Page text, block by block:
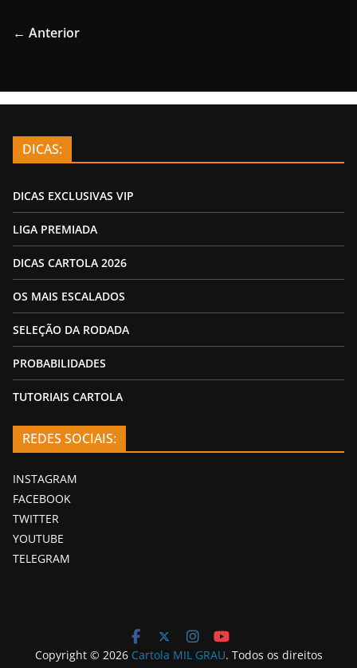
← Anterior
DICAS:
DICAS EXCLUSIVAS VIP
LIGA PREMIADA
DICAS CARTOLA 2026
OS MAIS ESCALADOS
SELEÇÃO DA RODADA
PROBABILIDADES
TUTORIAIS CARTOLA
REDES SOCIAIS:
INSTAGRAM
FACEBOOK
TWITTER
YOUTUBE
TELEGRAM
Copyright © 2026 Cartola MIL GRAU. Todos os direitos